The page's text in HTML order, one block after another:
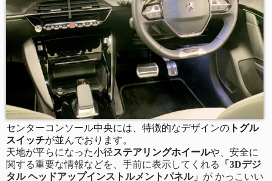
センターコンソール中央には、特徴的なデザインの トグル
スイッチが並んでおります。
天地が平らになった小径ステアリングホイールや、 安全に
関する重要な情報などを、手前に表示してくれる
「3Dデジ
タル ヘッドアップインストルメントパネル」 が かっこいい